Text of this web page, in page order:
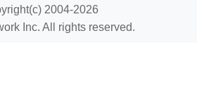
2004-2026
Inc. All rights reserved.